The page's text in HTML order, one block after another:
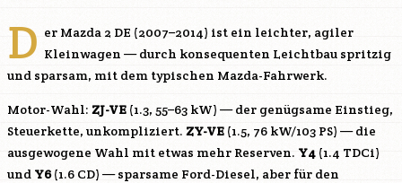
D er Mazda 2 DE (2007–2014) ist ein leichter, agiler
Kleinwagen — durch konsequenten Leichtbau spritzig
und sparsam, mit dem typischen Mazda-Fahrwerk.
Motor-Wahl: ZJ-VE (1.3, 55–63 kW) — der genügsame Einstieg,
Steuerkette, unkompliziert. ZY-VE (1.5, 76 kW/103 PS) — die
ausgewogene Wahl mit etwas mehr Reserven. Y4 (1.4 TDCi)
und Y6(1.6 CD) — sparsame Ford-Diesel, aber für den